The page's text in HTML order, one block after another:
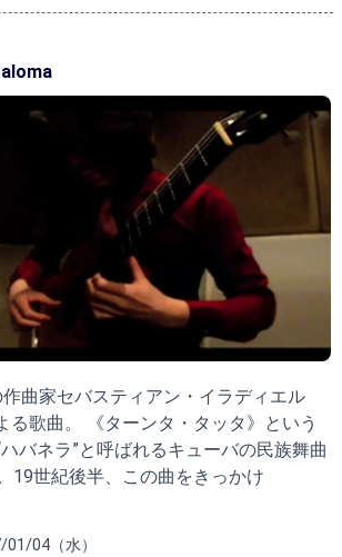
曲家セバスティアン・イラディエル
る歌曲。 《ターンタ・タッタ》という
バネラ”と呼ばれるキューバの民族舞曲
19世紀後半、この曲をきっかけ
04（水）